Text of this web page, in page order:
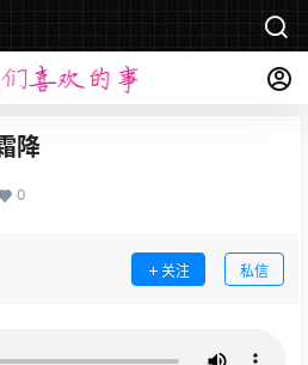
降
0
关注 私信